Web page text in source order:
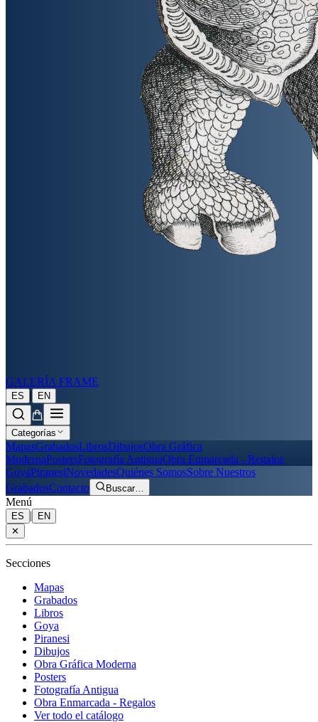
GALERÍA FRAME
ES | EN
Categorías
MapasGrabadosLibrosDibujosObra Gráfica
ModernaPostersFotografía AntiguaObra Enmarcada - Regalos
GoyaPiranesiNovedadesQuiénes SomosSobre Nuestros
GrabadosContacto Buscar…
Menú
ES |
EN
✕
Secciones
Mapas
Grabados
Libros
Goya
Piranesi
Dibujos
Obra Gráfica Moderna
Posters
Fotografía Antigua
Obra Enmarcada - Regalos
Ver todo el catálogo